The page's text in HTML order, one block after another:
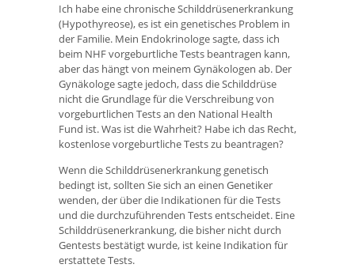
Ich habe eine chronische Schilddrüsenerkrankung
(Hypothyreose), es ist ein genetisches Problem in
der Familie. Mein Endokrinologe sagte, dass ich
beim NHF vorgeburtliche Tests beantragen kann,
aber das hängt von meinem Gynäkologen ab. Der
Gynäkologe sagte jedoch, dass die Schilddrüse
nicht die Grundlage für die Verschreibung von
vorgeburtlichen Tests an den National Health
Fund ist. Was ist die Wahrheit? Habe ich das Recht,
kostenlose vorgeburtliche Tests zu beantragen?
Wenn die Schilddrüsenerkrankung genetisch
bedingt ist, sollten Sie sich an einen Genetiker
wenden, der über die Indikationen für die Tests
und die durchzuführenden Tests entscheidet. Eine
Schilddrüsenerkrankung, die bisher nicht durch
Gentests bestätigt wurde, ist keine Indikation für
erstattete Tests.